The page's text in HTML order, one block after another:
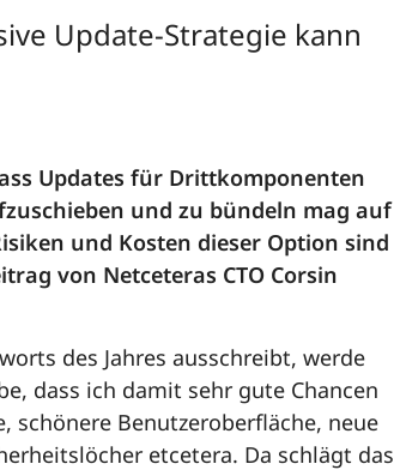
Update-Strategie kann
Updates für Drittkomponenten
und zu bündeln mag auf
und Kosten dieser Option sind
von Netceteras CTO Corsin
des Jahres ausschreibt, werde
dass ich damit sehr gute Chancen
schönere Benutzeroberfläche, neue
etcetera. Da schlägt das